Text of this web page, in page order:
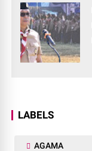
LABELS
AGAMA